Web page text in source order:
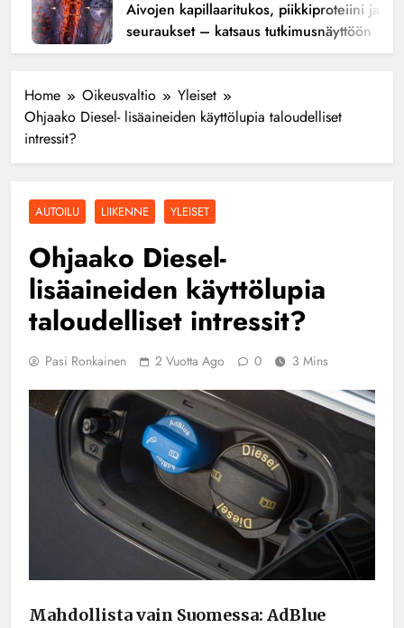
Aivojen kapillaaritukos, piikkiproteiini ja
seuraukset – katsaus tutkimusnäyttöön
Home Oikeusvaltio
Yleiset
Ohjaako Diesel- lisäaineiden käyttölupia taloudelliset
intressit?
AUTOILU LIIKENNE YLEISET
Ohjaako Diesel-
lisäaineiden käyttölupia
taloudelliset intressit?
Pasi Ronkainen 2 Vuotta Ago 0 3 Mins
Mahdollista vain Suomessa: AdBlue